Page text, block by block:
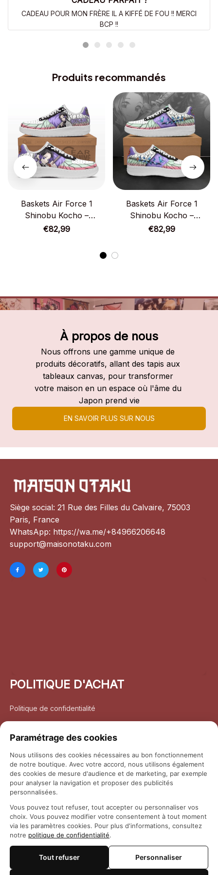
CADEAU POUR MON FRÈRE IL A KIFFÉ DE FOU !! MERCI
BCP !!
Produits recommandés
Baskets Air Force 1
Shinobu Kocho –
Chaussures Demon
€82,99
Baskets Air Force 1
Shinobu Kocho –
Chaussures Demon
€82,99
À propos de nous
Nous offrons une gamme unique de
produits décoratifs, allant des tapis aux
tableaux canvas, pour transformer
votre maison en un espace où l'âme du
Japon prend vie
EN SAVOIR PLUS SUR NOUS
Siège social: 21 Rue des Filles du Calvaire, 75003
Paris, France
WhatsApp: https://wa.me/+84966206648
support@maisonotaku.com
POLITIQUE D'ACHAT
Politique de confidentialité
Politique de retour et remboursement
Coordonnées
Questions fréquemment posées
© 2026 Maison Otaku
Paramétrage des cookies
Nous utilisons des cookies nécessaires au bon fonctionnement
de notre boutique. Avec votre accord, nous utilisons également
des cookies de mesure d'audience et de marketing, par exemple
pour analyser la navigation et proposer des publicités
personnalisées.
Vous pouvez tout refuser, tout accepter ou personnaliser vos
choix. Vous pouvez modifier votre consentement à tout moment
via les paramètres cookies. Pour plus d'informations, consultez
notre politique de confidentialité.
Tout refuser Personnaliser